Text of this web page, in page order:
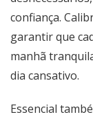
confiança.
garantir que
manhã
dia cansativo.
Essencial